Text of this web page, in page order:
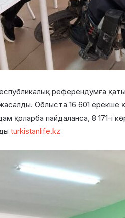
референдумға
Облыста 16 601 ерекше
қоларба пайдаланса, 8 171-і
turkistanlife.kz